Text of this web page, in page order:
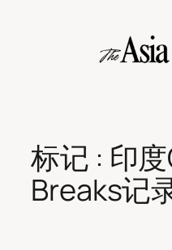
标记 : 印
Breaks记